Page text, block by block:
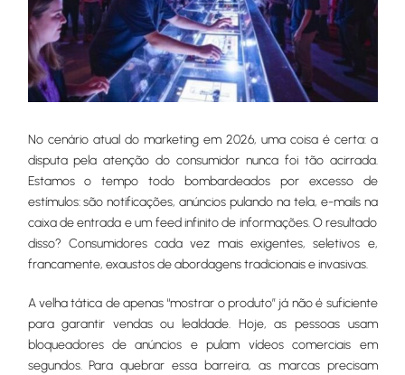
No cenário atual do marketing em 2026, uma coisa é certa: a
disputa pela atenção do consumidor nunca foi tão acirrada.
Estamos o tempo todo bombardeados por excesso de
estímulos: são notificações, anúncios pulando na tela, e-mails na
caixa de entrada e um feed infinito de informações. O resultado
disso? Consumidores cada vez mais exigentes, seletivos e,
francamente, exaustos de abordagens tradicionais e invasivas.
A velha tática de apenas “mostrar o produto” já não é suficiente
para garantir vendas ou lealdade. Hoje, as pessoas usam
bloqueadores de anúncios e pulam vídeos comerciais em
segundos. Para quebrar essa barreira, as marcas precisam